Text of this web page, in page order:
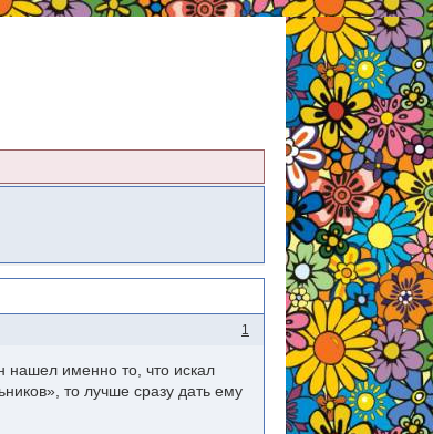
1
нашел именно то, что искал
то лучше сразу дать ему